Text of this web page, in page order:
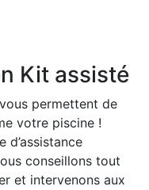
Kit assisté
permettent de
votre piscine !
d’assistance
conseillons tout
et intervenons aux